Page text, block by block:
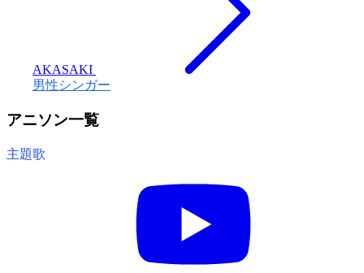
AKASAKI
男性シンガー
アニソン一覧
主題歌